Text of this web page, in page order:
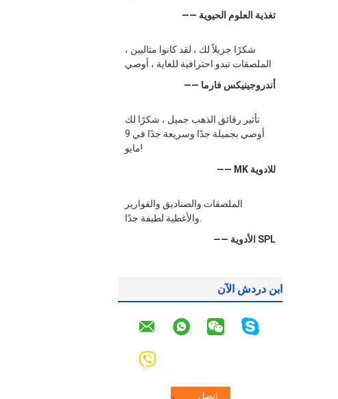
—— تغذية العلوم الحيوية
شكرًا جزيلاً لك ، لقد كانوا مثاليين ،
الملصقات تبدو احترافية للغاية ، أوصي
—— أندروجينيكس فارما
تأثير رقائق الذهب جميل ، شكرًا لك
أوصي بجميلة جدًا وسريعة جدًا في 9
مايو!
—— MK للادوية
الملصقات والصناديق والقوارير
—— الأدوية SPL
ابن دردش الآن